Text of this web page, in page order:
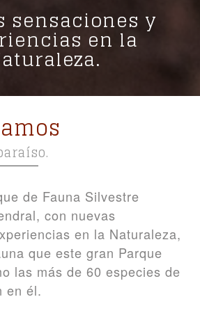
sensaciones y
en la
de Fauna Silvestre
con nuevas
en la Naturaleza,
que este gran Parque
las más de 60 especies de
en él.